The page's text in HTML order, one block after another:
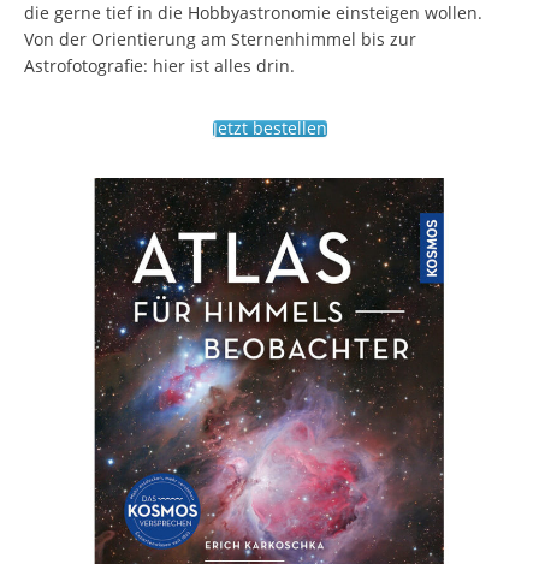
die gerne tief in die Hobbyastronomie einsteigen wollen.
Von der Orientierung am Sternenhimmel bis zur
Astrofotografie: hier ist alles drin.
Jetzt bestellen